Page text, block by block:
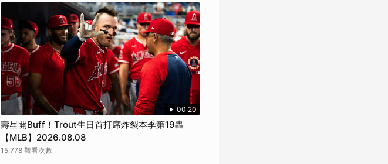
00:20
壽星開Buff！Trout生日首打席炸裂本季第19轟
【MLB】2026.08.08
15,778 觀看次數